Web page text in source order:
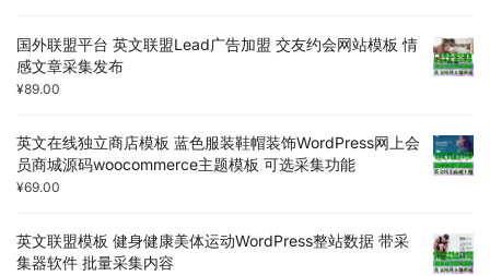
国外联盟平台 英文联盟Lead广告加盟 交友约会网站模板 情
感文章采集发布
¥89.00
英文在线独立商店模板 蓝色服装鞋帽装饰WordPress网上会
员商城源码woocommerce主题模板 可选采集功能
¥69.00
英文联盟模板 健身健康美体运动WordPress整站数据 带采
集器软件 批量采集内容